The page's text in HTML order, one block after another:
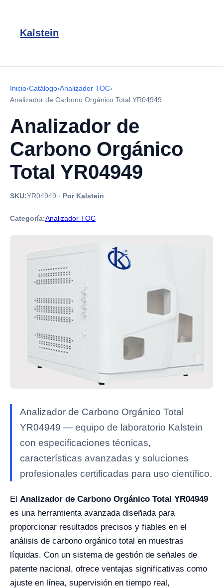
Kalstein
Inicio›Catálogo›Analizador TOC›
Analizador de Carbono Orgánico Total YR04949
Analizador de
Carbono Orgánico
Total YR04949
SKU:YR04949 · Por Kalstein
Categoría:Analizador TOC
Analizador de Carbono Orgánico Total
YR04949 — equipo de laboratorio Kalstein
con especificaciones técnicas,
características avanzadas y soluciones
profesionales certificadas para uso científico.
El Analizador de Carbono Orgánico Total YR04949
es una herramienta avanzada diseñada para
proporcionar resultados precisos y fiables en el
análisis de carbono orgánico total en muestras
líquidas. Con un sistema de gestión de señales de
patente nacional, ofrece ventajas significativas como
ajuste en línea, supervisión en tiempo real,